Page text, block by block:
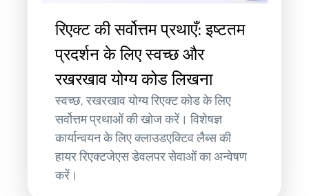
रिएक्ट की सर्वोत्तम प्रथाएँ: इष्टतम
प्रदर्शन के लिए स्वच्छ और
रखरखाव योग्य कोड लिखना
स्वच्छ, रखरखाव योग्य रिएक्ट कोड के लिए
सर्वोत्तम प्रथाओं की खोज करें। विशेषज्ञ
कार्यान्वयन के लिए क्लाउडएक्टिव लैब्स की
हायर रिएक्टजेएस डेवलपर सेवाओं का अन्वेषण
करें।